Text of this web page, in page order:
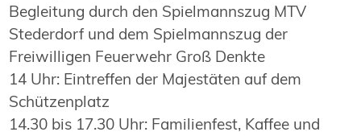
Begleitung durch den Spielmannszug MTV
Stederdorf und dem Spielmannszug der
Freiwilligen Feuerwehr Groß Denkte
14 Uhr: Eintreffen der Majestäten auf dem
Schützenplatz
14.30 bis 17.30 Uhr: Familienfest, Kaffee und